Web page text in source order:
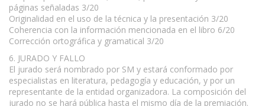
páginas señaladas 3/20
Originalidad en el uso de la técnica y la presentación 3/20
Coherencia con la información mencionada en el libro 6/20
Corrección ortográfica y gramatical 3/20
6. JURADO Y FALLO
El jurado será nombrado por SM y estará conformado por
especialistas en literatura, pedagogía y educación, y por un
representante de la entidad organizadora. La composición del
jurado no se hará pública hasta el mismo día de la premiación.